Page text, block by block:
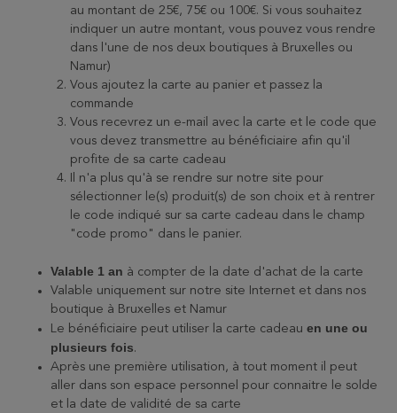
au montant de 25€, 75€ ou 100€. Si vous souhaitez
indiquer un autre montant, vous pouvez vous rendre
dans l'une de nos deux boutiques à Bruxelles ou
Namur)
Vous ajoutez la carte au panier et passez la
commande
Vous recevrez un e-mail avec la carte et le code que
vous devez transmettre au bénéficiaire afin qu'il
profite de sa carte cadeau
Il n'a plus qu'à se rendre sur notre site pour
sélectionner le(s) produit(s) de son choix et à rentrer
le code indiqué sur sa carte cadeau dans le champ
"code promo" dans le panier.
Valable 1 an à compter de la date d'achat de la carte
Valable uniquement sur notre site Internet et dans nos
boutique à Bruxelles et Namur
Le bénéficiaire peut utiliser la carte cadeau en une ou
plusieurs fois.
Après une première utilisation, à tout moment il peut
aller dans son espace personnel pour connaitre le solde
et la date de validité de sa carte